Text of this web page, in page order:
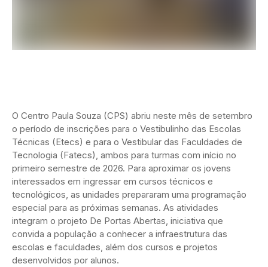
O Centro Paula Souza (CPS) abriu neste mês de setembro
o período de inscrições para o Vestibulinho das Escolas
Técnicas (Etecs) e para o Vestibular das Faculdades de
Tecnologia (Fatecs), ambos para turmas com início no
primeiro semestre de 2026. Para aproximar os jovens
interessados em ingressar em cursos técnicos e
tecnológicos, as unidades prepararam uma programação
especial para as próximas semanas. As atividades
integram o projeto De Portas Abertas, iniciativa que
convida a população a conhecer a infraestrutura das
escolas e faculdades, além dos cursos e projetos
desenvolvidos por alunos.